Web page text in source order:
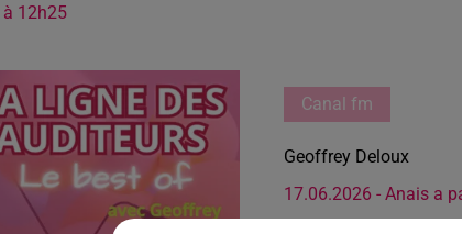
12h25
Canal fm
Geoffrey Deloux
17.06.2026 - Anais a